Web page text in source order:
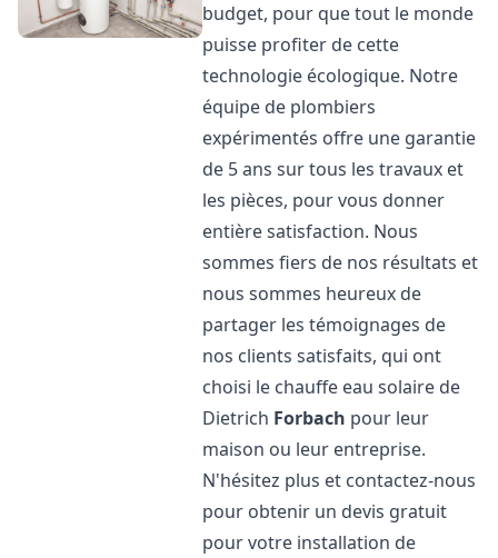
budget, pour que tout le monde
puisse profiter de cette
technologie écologique. Notre
équipe de plombiers
expérimentés offre une garantie
de 5 ans sur tous les travaux et
les pièces, pour vous donner
entière satisfaction. Nous
sommes fiers de nos résultats et
nous sommes heureux de
partager les témoignages de
nos clients satisfaits, qui ont
choisi le chauffe eau solaire de
Dietrich Forbach pour leur
maison ou leur entreprise.
N'hésitez plus et contactez-nous
pour obtenir un devis gratuit
pour votre installation de